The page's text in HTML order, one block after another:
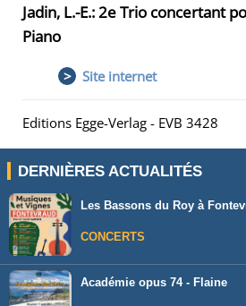
Jadin, L.-E.: 2e Trio concertant
Piano
> Site internet
Editions Egge-Verlag - EVB 3428
DERNIÈRES ACTUALITÉS
Les Bassons du Roy à
CONCERTS
Académie opus 74 - Flaine